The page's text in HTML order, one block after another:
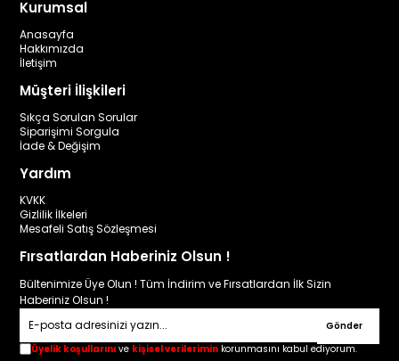
Kurumsal
Anasayfa
Hakkımızda
İletişim
Müşteri İlişkileri
Sıkça Sorulan Sorular
Siparişimi Sorgula
İade & Değişim
Yardım
KVKK
Gizlilik İlkeleri
Mesafeli Satış Sözleşmesi
Fırsatlardan Haberiniz Olsun !
Bültenimize Üye Olun ! Tüm İndirim ve Fırsatlardan İlk Sizin
Haberiniz Olsun !
Gönder
Üyelik koşullarını ve kişisel verilerimin korunmasını kabul ediyorum.